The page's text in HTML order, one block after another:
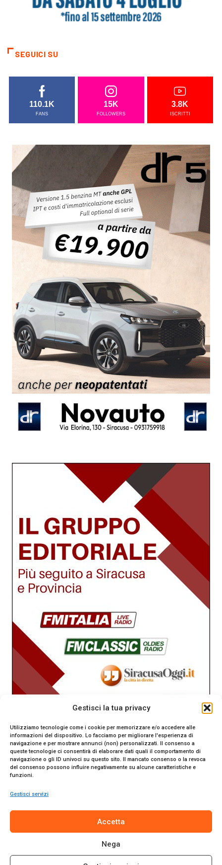
Gestisci la tua privacy
Utilizziamo tecnologie come i cookie per memorizzare e/o accedere alle
informazioni del dispositivo. Lo facciamo per migliorare l'esperienza di
navigazione e per mostrare annunci (non) personalizzati. Il consenso a
queste tecnologie ci consentirà di elaborare dati quali il comportamento di
navigazione o gli ID univoci su questo sito. Il mancato consenso o la revoca
del consenso possono influire negativamente su alcune caratteristiche e
funzioni.
Gestisci servizi
Accetta
Nega
SEGUICI SU
110.1K
FANS
15K
FOLLOWERS
3.8K
ISCRITTI
Tribunale di Siracusa. Direttore responsabile Gianni Catania.
© 2024 Promo Italia S.r.l. Tutti i diritti riservati. | Sito web
realizzato daWeb-Arte.it